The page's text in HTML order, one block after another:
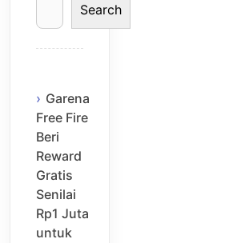
Search
Garena
Free Fire
Beri
Reward
Gratis
Senilai
Rp1 Juta
untuk